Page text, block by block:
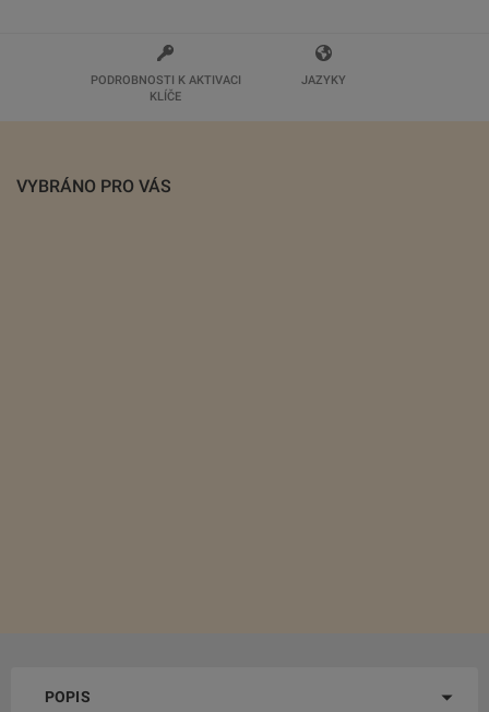
PODROBNOSTI K AKTIVACI
KLÍČE
JAZYKY
VYBRÁNO PRO VÁS
POPIS